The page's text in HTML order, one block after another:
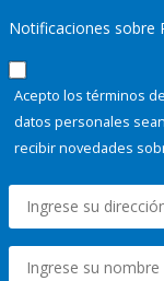
Notificaciones sobre
Acepto los términos de
datos personales
recibir novedades